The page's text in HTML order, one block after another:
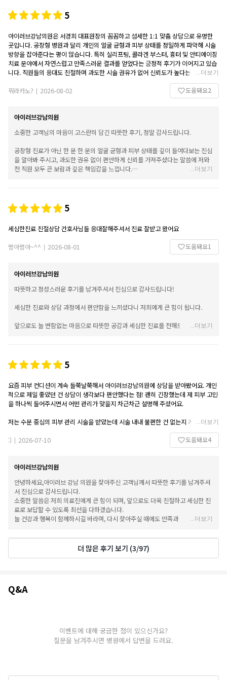
5
아이러브강남의원은 서경희 대표원장의 꼼꼼하고 섬세한 1:1 맞춤 상담으로 유명한
곳입니다. 공장형 병원과 달리 개인의 얼굴 균형과 피부 상태를 정밀하게 파악해 시술
방향을 잡아준다는 평이 많습니다. 특히 실리프팅, 콜라겐 부스터, 흉터 및 안티에이징
치료 분야에서 자연스럽고 만족스러운 결과를 얻었다는 긍정적 후기가 이어지고 있습
니다. 직원들의 응대도 친절하며 과도한 시술 권유가 없어 신뢰도가 높다는 의견이 많
더보기
뭐라카노? | 2026-08-02 도움돼요2
아이러브강남의원
소중한 고객님의 마음이 고스란히 담긴 따뜻한 후기, 정말 감사드립니다.
공장형 진료가 아닌 한 분 한 분의 얼굴 균형과 피부 상태를 깊이 들여다보는 진심
을 알아봐 주시고, 과도한 권유 없이 편안하게 신뢰를 가져주셨다는 말씀에 저와
전 직원 모두 큰 보람과 깊은 책임감을 느낍니다.
록 늘 한결같은 마음으로 정성을 다하겠습니다.
언제든 편안하게 방문해 주시기를 바라며, 늘 건강과 아름다움이 함께하시기를
기원합니다. 감사합니다!
...더보기
5
세심한진료 친절상담 간호사님들 응대잘해주셔서 진료 잘받고 왔어요
쩡아쩡아~^^
2026-08-01 도움돼요1
아이러브강남의원
따뜻하고 정성스러운 후기를 남겨주셔서 진심으로 감사드립니다!
세심한 진료와 상담 과정에서 편안함을 느끼셨다니 저희에게 큰 힘이 됩니다.
앞으로도 늘 변함없는 마음으로 따뜻한 공감과 세심한 진료를 전해드리는 아이러
늘 건강하시고, 기분 좋은 하루 보내시기를 바랍니다. 감사합니다!
...더보기
5
요즘 피부 컨디션이 계속 들쭉날쭉해서 아이러브강남의원에 상담을 받아봤어요. 개인
적으로 제일 좋았던 건 상담이 생각보다 편안했다는 점! 괜히 긴장했는데 제 피부 고민
을 하나씩 들어주시면서 어떤 관리가 맞을지 차근차근 설명해 주셨어요.
저는 수분 중심의 피부 관리 시술을 받았는데 시술 내내 불편한 건 없는지 계속 체크해
주셔서 부담이 없었습니다. 관리받고 나서는 피부가 당기는 느낌이 줄고 화장도 평소
보다 훨씬 잘 먹더라고요. ✨
요. 과하게 권유하는 분위기가 아니라 필요한 부분만 이야기해 주셔서 그 점도 마음에
...더보기
:) 2026-07-10 도움돼요4
아이러브강남의원
안녕하세요,아이러브 강남 의원을 찾아주신 고객님께서 따뜻한 후기를 남겨주셔
서 진심으로 감사드립니다.
소중한 말씀은 저희 의료진에게 큰 힘이 되며, 앞으로도 더욱 친절하고 세심한 진
료로 보답할 수 있도록 최선을 다하겠습니다.
늘 건강과 행복이 함께하시길 바라며, 다시 찾아주실 때에도 만족과 신뢰를 드릴
...더보기
더 많은 후기 보기 (3/97)
Q&A
이벤트에 대해 궁금한 점이 있으신가요?
질문을 남겨주시면 병원에서 답변을 드려요.